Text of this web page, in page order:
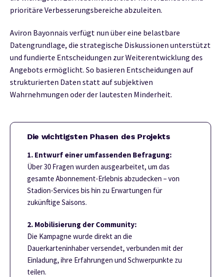
prioritäre Verbesserungsbereiche abzuleiten.
Aviron Bayonnais verfügt nun über eine belastbare
Datengrundlage, die strategische Diskussionen unterstützt
und fundierte Entscheidungen zur Weiterentwicklung des
Angebots ermöglicht. So basieren Entscheidungen auf
strukturierten Daten statt auf subjektiven
Wahrnehmungen oder der lautesten Minderheit.
Die wichtigsten Phasen des Projekts
1. Entwurf einer umfassenden Befragung:
Über 30 Fragen wurden ausgearbeitet, um das
gesamte Abonnement-Erlebnis abzudecken – von
Stadion-Services bis hin zu Erwartungen für
zukünftige Saisons.
2. Mobilisierung der Community:
Die Kampagne wurde direkt an die
Dauerkarteninhaber versendet, verbunden mit der
Einladung, ihre Erfahrungen und Schwerpunkte zu
teilen.